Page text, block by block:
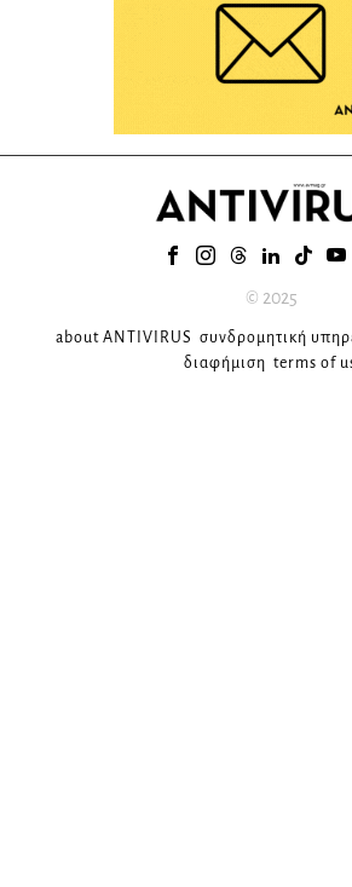
© 2025
about ANTIVIRUS συνδρομητική
διαφήμιση terms of